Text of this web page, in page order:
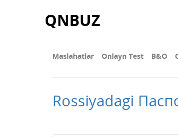
QNBUZ
Maslahatlar Onlayn Test В&О
Rossiyadagi